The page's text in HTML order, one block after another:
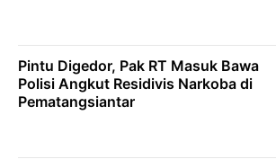
Pintu Digedor, Pak RT Masuk Bawa
Polisi Angkut Residivis Narkoba di
Pematangsiantar